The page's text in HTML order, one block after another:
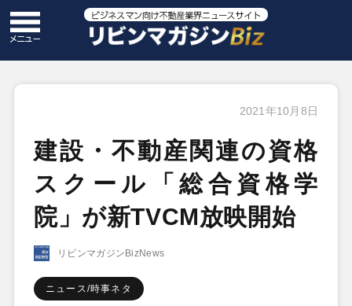
2021年10月8日
建設・不動産関連の資格
スクール「総合資格学
院」が新TVCM放映開始
リビンマガジンBizNews
ニュース/時事ネタ